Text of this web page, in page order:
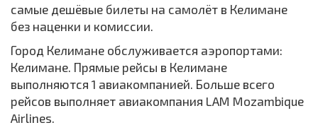
самые дешёвые билеты на самолёт в Келимане
без наценки и комиссии.
Город Келимане обслуживается аэропортами:
Келимане. Прямые рейсы в Келимане
выполняются 1 авиакомпанией. Больше всего
рейсов выполняет авиакомпания LAM Mozambique
Airlines.